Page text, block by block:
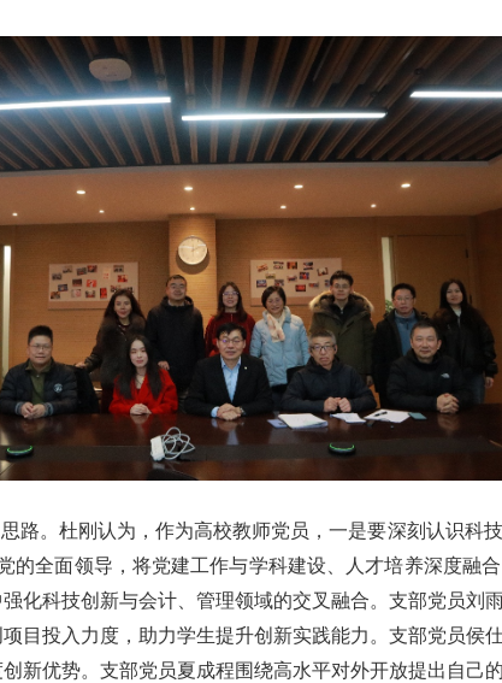
路。杜刚认为，作为高校教师党员，一是要深刻认识科
全面领导，将党建工作与学科建设、人才培养深度融
化科技创新与会计、管理领域的交叉融合。支部党员刘
目投入力度，助力学生提升创新实践能力。支部党员侯
新优势。支部党员夏成程围绕高水平对外开放提出自己